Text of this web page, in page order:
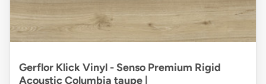
Gerflor Klick Vinyl - Senso Premium Rigid
Acoustic Columbia taupe |